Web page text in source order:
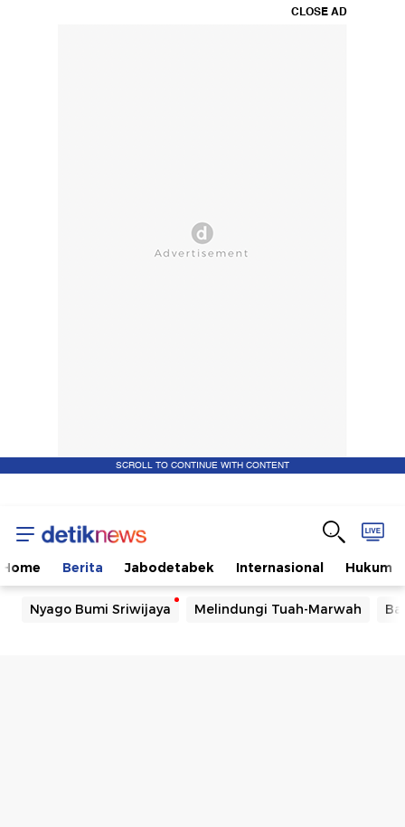
CLOSE AD
SCROLL TO CONTINUE WITH CONTENT
Home Berita Jabodetabek Internasional Hukum
Nyago Bumi Sriwijaya Melindungi Tuah-Marwah